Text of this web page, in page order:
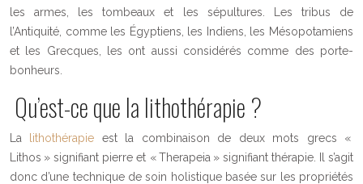
les armes, les tombeaux et les sépultures. Les tribus de
l’Antiquité, comme les Égyptiens, les Indiens, les Mésopotamiens
et les Grecques, les ont aussi considérés comme des porte-
bonheurs.
Qu’est-ce que la lithothérapie ?
La lithothérapie est la combinaison de deux mots grecs «
Lithos » signifiant pierre et « Therapeia » signifiant thérapie. Il s’agit
donc d’une technique de soin holistique basée sur les propriétés